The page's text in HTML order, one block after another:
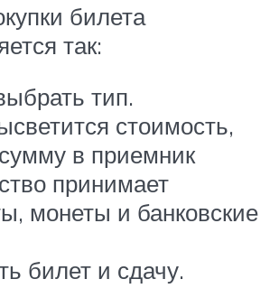
билета
так:
тип.
стоимость,
в приемник
принимает
монеты и банковские
билет и сдачу.